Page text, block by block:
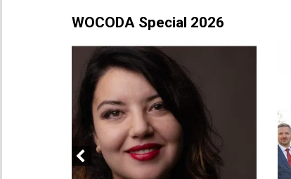
WOCODA Special 2026
Previous